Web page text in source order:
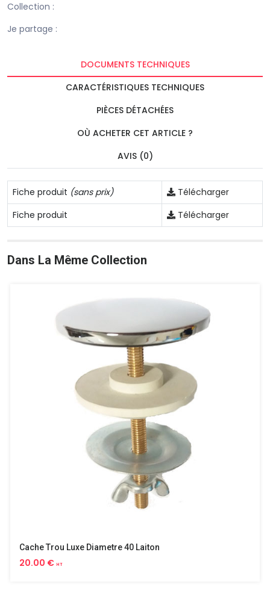
Collection :
Je partage :
DOCUMENTS TECHNIQUES
CARACTÉRISTIQUES TECHNIQUES
PIÈCES DÉTACHÉES
OÙ ACHETER CET ARTICLE ?
AVIS (0)
Fiche produit (sans prix)
Télécharger
Fiche produit
Télécharger
Dans La Même Collection
Cache Trou Luxe Diametre 40 Laiton
20.00 € HT